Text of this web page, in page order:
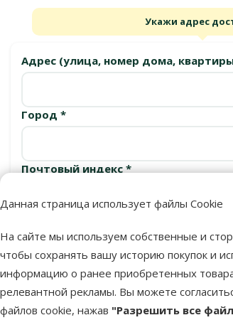
Данная страница использует файлы Cookie
На сайте мы используем собственные и
чтобы сохранять вашу историю покупок и
информацию о ранее приобретенных
релевантной рекламы. Вы можете
файлов cookie, нажав "Разрешить все
Укажи адрес
Адрес (улица, номер дома,
Город *
Почтовый индекс *